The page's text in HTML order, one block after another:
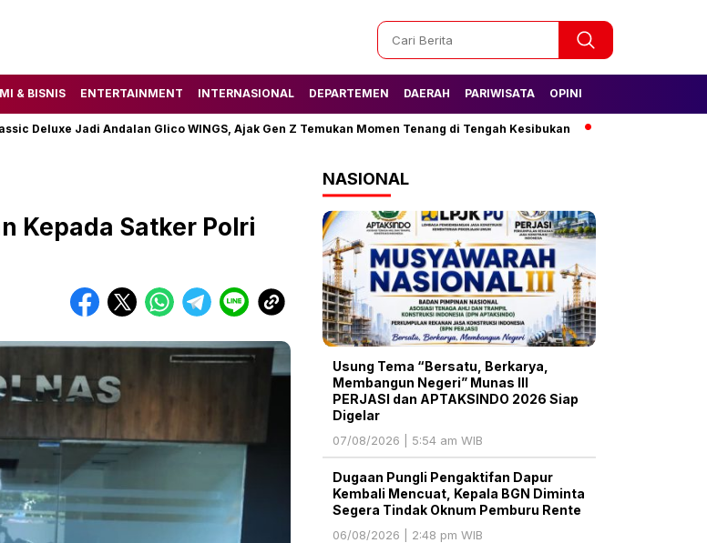
& BISNIS ENTERTAINMENT INTERNASIONAL DEPARTEMEN DAERAH PARIWISATA OPINI
Jadi Andalan Glico WINGS, Ajak Gen Z Temukan Momen Tenang di Tengah Kesibukan Tak Lagi Kesulitan Air,
Kepada Satker Polri
NASIONAL
Usung Tema “Bersatu, Berkarya,
Membangun Negeri” Munas III
PERJASI dan APTAKSINDO 2026 Siap
Digelar
07/08/2026 | 5:54 am WIB
Dugaan Pungli Pengaktifan Dapur
Kembali Mencuat, Kepala BGN Diminta
Segera Tindak Oknum Pemburu Rente
06/08/2026 | 2:48 pm WIB